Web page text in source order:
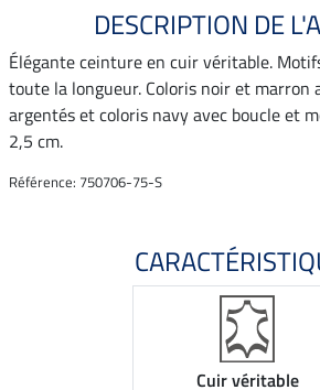
DESCRIPTION DE
Élégante ceinture en cuir véritable.
toute la longueur. Coloris noir et marron
argentés et coloris navy avec boucle et
2,5 cm.
Référence: 750706-75-S
Cuir véritable